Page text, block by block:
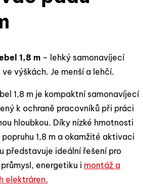
1,8 m – lehký samonavíjecí
výškách. Je menší a lehčí.
1,8 m je kompaktní samonavíjecí
k ochraně pracovníků při práci
hloubkou. Díky nízké hmotnosti
1,8 m a okamžité aktivaci
představuje ideální řešení pro
energetiku i montáž a
elektráren.